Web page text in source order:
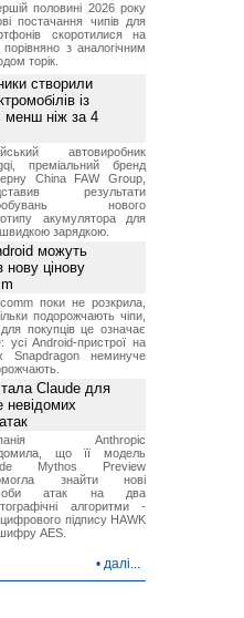
половині 2026 року
постачання чипів для
скоротилися на
порівняно з аналогічним
торік.
створили
із
менш ніж за 4
автовиробник
преміальний бренд
China FAW Group,
результати
нового
акумулятора для
зарядкою.
можуть
нову цінову
поки не розкрила,
подорожчають чіпи,
покупців це означає
усі Android-пристрої на
Snapdragon неминуче
Claude для
невідомих
Anthropic
що її модель
Mythos Preview
знайти нові
атак на два
алгоритми -
підпису HAWK
AES.
• далі...